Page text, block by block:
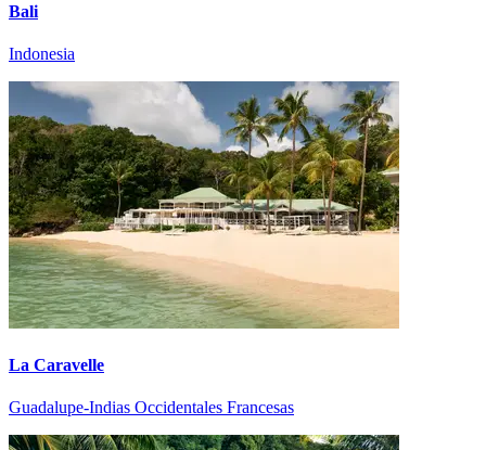
Bali
Indonesia
La Caravelle
Guadalupe-Indias Occidentales Francesas